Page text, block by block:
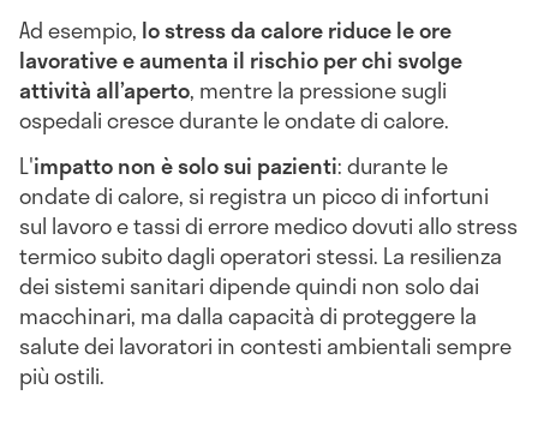
Ad esempio, lo stress da calore riduce le ore
lavorative e aumenta il rischio per chi svolge
attività all’aperto, mentre la pressione sugli
ospedali cresce durante le ondate di calore.
L'impatto non è solo sui pazienti: durante le
ondate di calore, si registra un picco di infortuni
sul lavoro e tassi di errore medico dovuti allo stress
termico subito dagli operatori stessi. La resilienza
dei sistemi sanitari dipende quindi non solo dai
macchinari, ma dalla capacità di proteggere la
salute dei lavoratori in contesti ambientali sempre
più ostili.